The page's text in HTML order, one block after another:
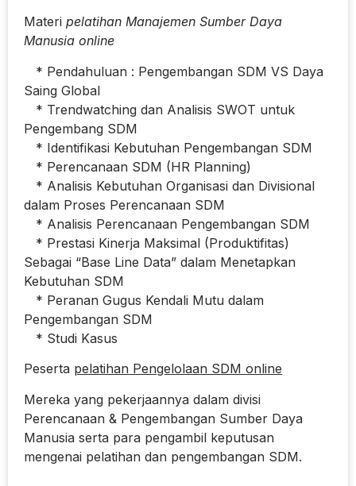
Materi pelatihan Manajemen Sumber Daya
Manusia online
* Pendahuluan : Pengembangan SDM VS Daya
Saing Global
* Trendwatching dan Analisis SWOT untuk
Pengembang SDM
* Identifikasi Kebutuhan Pengembangan SDM
* Perencanaan SDM (HR Planning)
* Analisis Kebutuhan Organisasi dan Divisional
dalam Proses Perencanaan SDM
* Analisis Perencanaan Pengembangan SDM
* Prestasi Kinerja Maksimal (Produktifitas)
Sebagai “Base Line Data” dalam Menetapkan
Kebutuhan SDM
* Peranan Gugus Kendali Mutu dalam
Pengembangan SDM
* Studi Kasus
Peserta pelatihan Pengelolaan SDM online
Mereka yang pekerjaannya dalam divisi
Perencanaan & Pengembangan Sumber Daya
Manusia serta para pengambil keputusan
mengenai pelatihan dan pengembangan SDM.